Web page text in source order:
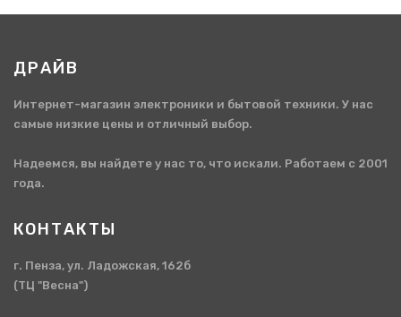
ДРАЙВ
Интернет-магазин электроники и бытовой техники. У нас
самые низкие цены и отличный выбор.
Надеемся, вы найдете у нас то, что искали. Работаем с 2001
года.
КОНТАКТЫ
г. Пенза, ул. Ладожская, 162б
(ТЦ "Весна")